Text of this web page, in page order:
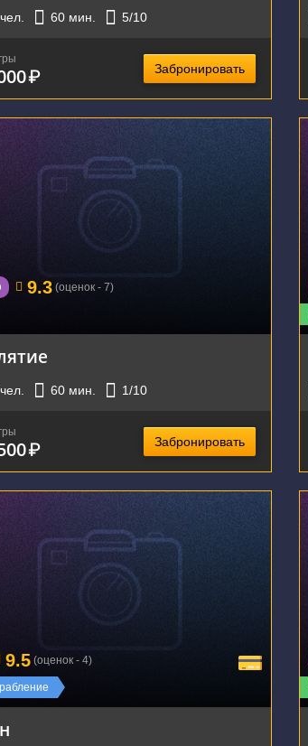
чел. 60 мин. 5/10
₽ Забронировать
Екатеринбург, улица Фрунзе, 40
9.3 (оценок - 7)
чел. 60 мин. 1/10
₽ Забронировать
Екатеринбург, улица Шевченко, 20
9.5 (оценок - 4)